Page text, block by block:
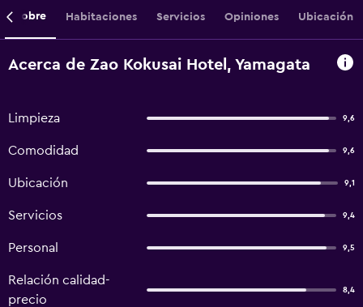
Sobre Habitaciones Servicios Opiniones Ubicación
Acerca de Zao Kokusai Hotel, Yamagata
Limpieza 9,6
Comodidad 9,6
Ubicación 9,1
Servicios 9,4
Personal 9,5
Relación calidad-
precio
8,4